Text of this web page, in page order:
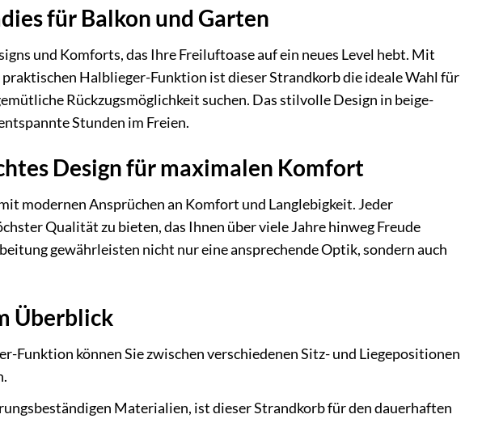
für Balkon und Garten
und Komforts, das Ihre Freiluftoase auf ein neues Level hebt. Mit
Halblieger-Funktion ist dieser Strandkorb die ideale Wahl für
Rückzugsmöglichkeit suchen. Das stilvolle Design in beige-
Stunden im Freien.
Design für maximalen Komfort
modernen Ansprüchen an Komfort und Langlebigkeit. Jeder
Qualität zu bieten, das Ihnen über viele Jahre hinweg Freude
gewährleisten nicht nur eine ansprechende Optik, sondern auch
Überblick
Funktion können Sie zwischen verschiedenen Sitz- und Liegepositionen
Materialien, ist dieser Strandkorb für den dauerhaften